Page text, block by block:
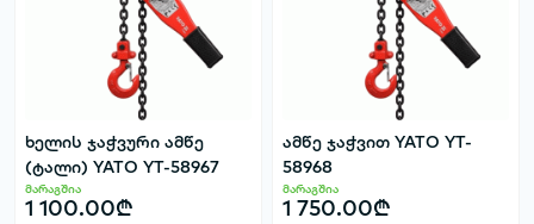
ხელის ჯაჭვური ამწე
(ტალი) YATO YT-58967
მარაგშია
1 100.00₾
ამწე ჯაჭვით YATO YT-
58968
მარაგშია
1 750.00₾